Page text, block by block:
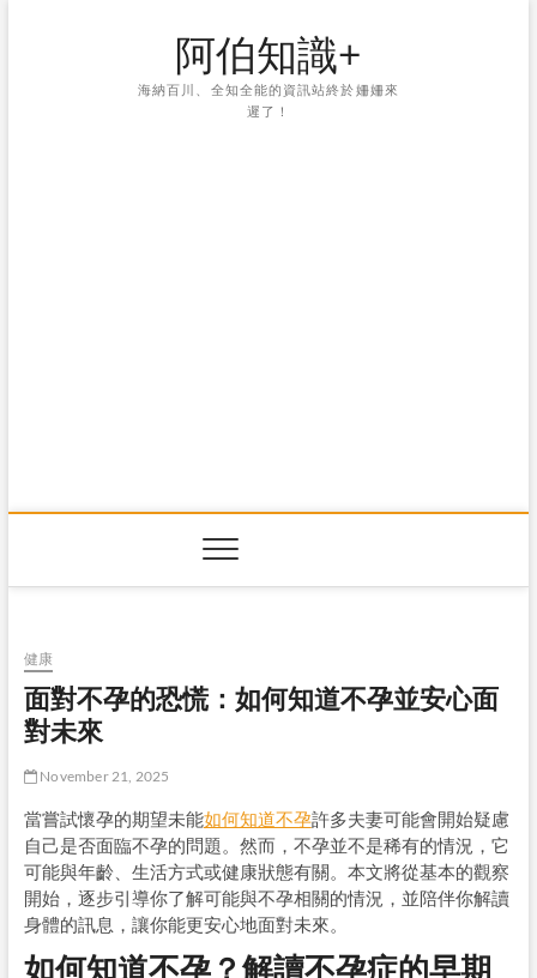
阿伯知識+
海納百川、全知全能的資訊站終於姍姍來
遲了！
健康
面對不孕的恐慌：如何知道不孕並安心面
對未來
November 21, 2025
當嘗試懷孕的期望未能如何知道不孕許多夫妻可能會開始疑慮
自己是否面臨不孕的問題。然而，不孕並不是稀有的情況，它
可能與年齡、生活方式或健康狀態有關。本文將從基本的觀察
開始，逐步引導你了解可能與不孕相關的情況，並陪伴你解讀
身體的訊息，讓你能更安心地面對未來。
如何知道不孕？解讀不孕症的早期